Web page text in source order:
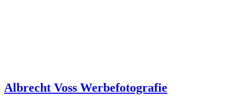
Albrecht Voss Werbefotografie